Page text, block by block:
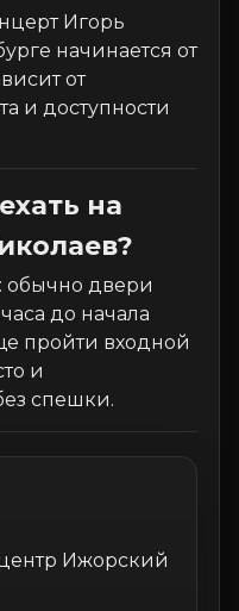
Игорь
начинается от
от
и доступности
на
обычно двери
до начала
пройти входной
и
спешки.
Ижорский